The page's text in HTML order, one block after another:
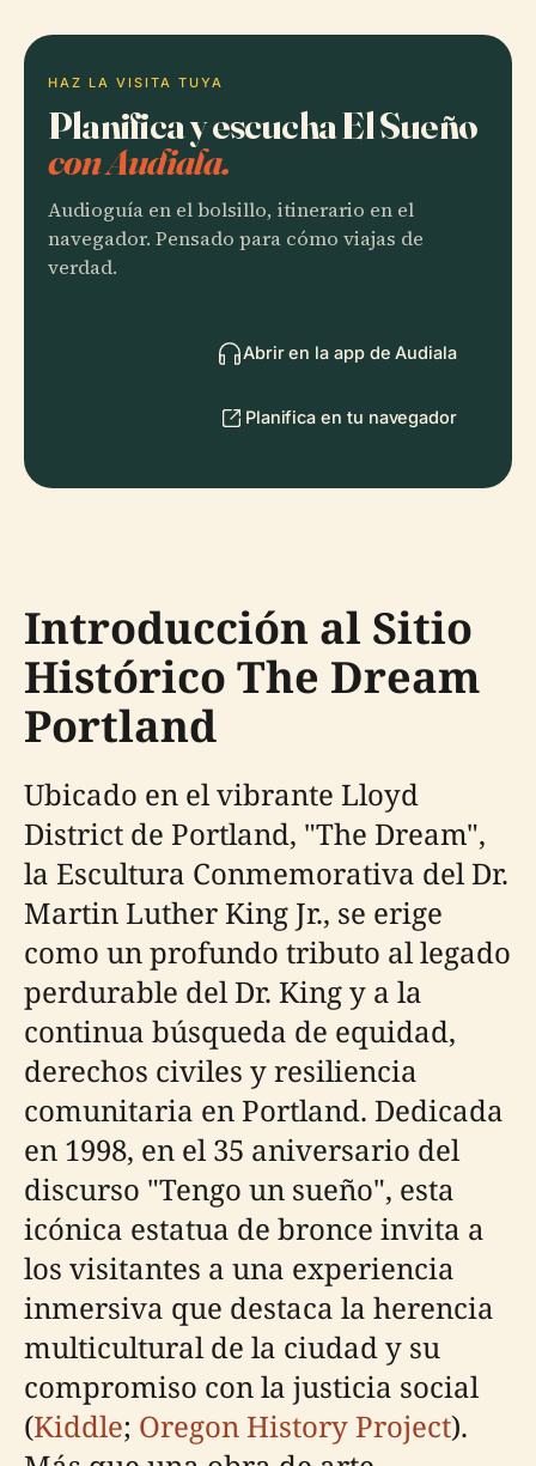
HAZ LA VISITA TUYA
Planifica y escucha El Sueño
con Audiala.
Audioguía en el bolsillo, itinerario en el
navegador. Pensado para cómo viajas de
verdad.
Abrir en la app de Audiala
Planifica en tu navegador
Introducción al Sitio
Histórico The Dream
Portland
Ubicado en el vibrante Lloyd
District de Portland, "The Dream",
la Escultura Conmemorativa del Dr.
Martin Luther King Jr., se erige
como un profundo tributo al legado
perdurable del Dr. King y a la
continua búsqueda de equidad,
derechos civiles y resiliencia
comunitaria en Portland. Dedicada
en 1998, en el 35 aniversario del
discurso "Tengo un sueño", esta
icónica estatua de bronce invita a
los visitantes a una experiencia
inmersiva que destaca la herencia
multicultural de la ciudad y su
compromiso con la justicia social
(Kiddle; Oregon History Project).